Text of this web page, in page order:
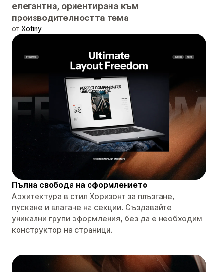
елегантна, ориентирана към
производителността тема
от Xotiny
Пълна свобода на оформлението
Архитектура в стил Хоризонт за плъзгане,
пускане и влагане на секции. Създавайте
уникални групи оформления, без да е необходим
конструктор на страници.